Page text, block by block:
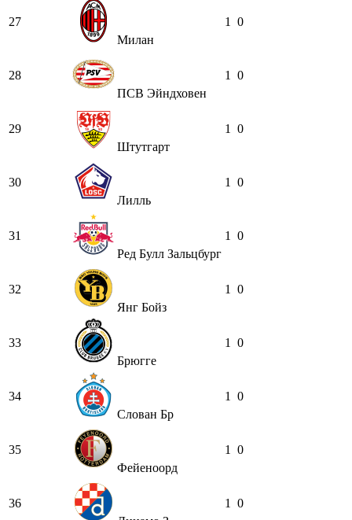
27
Милан
1 0
28
ПСВ Эйндховен
1 0
29
Штутгарт
1 0
30
Лилль
1 0
31
Ред Булл Зальцбург
1 0
32
Янг Бойз
1 0
33
Брюгге
1 0
34
Слован Бр
1 0
35
Фейеноорд
1 0
36
1 0